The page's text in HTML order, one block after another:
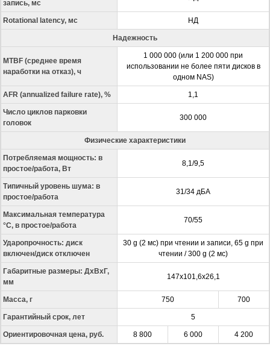
запись, мс
Rotational latency, мс НД
Надежность
MTBF (среднее время
наработки на отказ), ч
1 000 000 (или 1 200 000 при
использовании не более пяти дисков в
одном NAS)
AFR (annualized failure rate), % 1,1
Число циклов парковки
головок
300 000
Физические характеристики
Потребляемая мощность: в
простое/работа, Вт
8,1/9,5
Типичный уровень шума: в
простое/работа
31/34 дБА
Максимальная температура
°C, в простое/работа
70/55
Ударопрочность: диск
включен/диск отключен
30 g (2 мс) при чтении и записи, 65 g при
чтении / 300 g (2 мс)
Габаритные размеры: ДхВхГ,
мм
147x101,6x26,1
Масса, г 750 700
Гарантийный срок, лет 5
Ориентировочная цена, руб. 8 800 6 000 4 200